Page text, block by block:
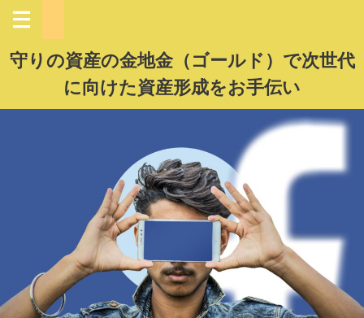
守りの資産の金地金（ゴールド）で次世代
に向けた資産形成をお手伝い